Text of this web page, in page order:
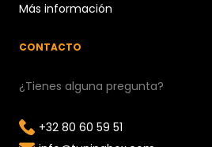
Más información
CONTACTO
¿Tienes alguna pregunta?
+32 80 60 59 51